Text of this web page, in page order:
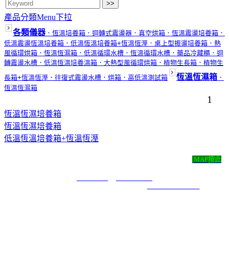
產品分類Menu下拉
各類儀器 ．恆溫培養箱 ．迴轉式震盪器 ．真空烘箱 ．恆溫震盪培養箱 ．
低溫震盪恆溫培養箱 ．低溫恆溫培養箱+恆溫恆溼 ．桌上型振盪培養箱 ．熱
風循環烘箱 ．恆溫恆濕箱 ．低溫循環水槽 ．恆溫循環水槽 ．藥品冷藏櫃 ．迴
轉震盪水槽 ．低溫恆溫培養溫箱 ．大熱型風循環烘箱 ．植物生長箱 ．植物生
長箱+恆溫恆溼 ．往復式震盪水槽 ．烘箱 ．高低溫測試箱 恆溫恆濕箱 ．
恆溫恆濕箱
1
恆溫恆濕培養箱
恆溫恆濕培養箱
低溫恆溫培養箱+恆溫恆溼
MAP按此